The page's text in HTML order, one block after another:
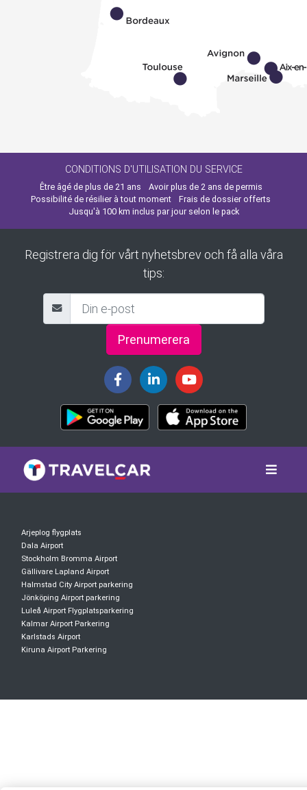
CONDITIONS D'UTILISATION DU SERVICE
Être âgé de plus de 21 ans
Avoir plus de 2 ans de permis
Possibilité de résilier à tout moment
Frais de dossier offerts
Jusqu'à 100 km inclus par jour selon le pack
Registrera dig för vårt nyhetsbrev och få alla våra
tips:
Prenumerera
Arjeplog flygplats
Dala Airport
Stockholm Bromma Airport
Gällivare Lapland Airport
Halmstad City Airport parkering
Jönköping Airport parkering
Luleå Airport Flygplatsparkering
Kalmar Airport Parkering
Karlstads Airport
Kiruna Airport Parkering